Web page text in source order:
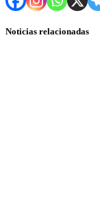
Noticias relacionadas